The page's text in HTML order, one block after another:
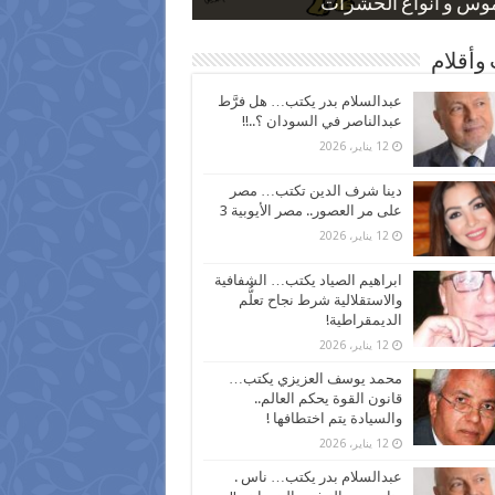
و أنواع الحشرات
بعد ارتفاع الأسعار
نسبة الطلاق في مصر
كاركاتيرية
كاركاتيرية
وأقلام
عبدالسلام بدر يكتب… هل فرَّط
عبدالناصر في السودان ؟..!!
12 يناير، 2026
دينا شرف الدين تكتب… مصر
على مر العصور.. مصر الأيوبية 3
12 يناير، 2026
ابراهيم الصياد يكتب… الشفافية
والاستقلالية شرط نجاح تعلُّم
الديمقراطية!
12 يناير، 2026
محمد يوسف العزيزي يكتب…
قانون القوة يحكم العالم..
والسيادة يتم اختطافها !
12 يناير، 2026
عبدالسلام بدر يكتب… ناس .